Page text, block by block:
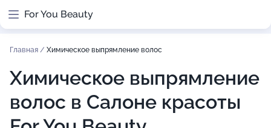
For You Beauty
Главная / Химическое выпрямление волос
Химическое выпрямление
волос в Салоне красоты